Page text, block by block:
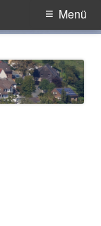
Menü